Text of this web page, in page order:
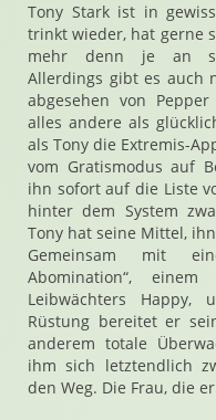
Tony Stark ist in
trinkt wieder, hat gerne
mehr denn je an
Allerdings gibt es auch
abgesehen von
alles andere als
als Tony die Extremis-
vom Gratismodus auf
ihn sofort auf die Liste
hinter dem System
Tony hat seine Mittel,
Gemeinsam mit
Abomination“, einem
Leibwächters Happy,
Rüstung bereitet er
anderem totale
ihm sich letztendlich
den Weg. Die Frau, die